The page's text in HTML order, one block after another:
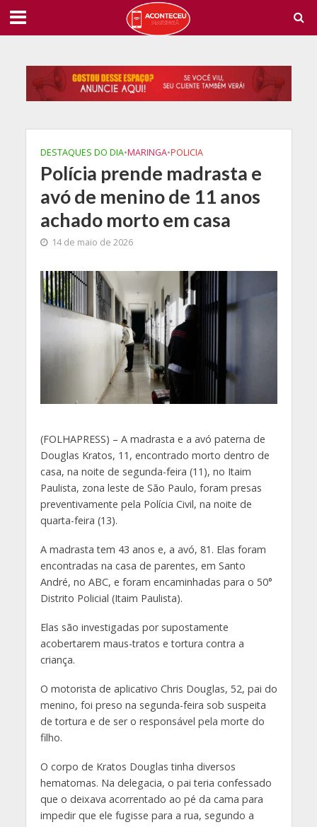
DESTAQUES DO DIA•MARINGA•POLICIA
Polícia prende madrasta e
avó de menino de 11 anos
achado morto em casa
14 de maio de 2026
(FOLHAPRESS) – A madrasta e a avó paterna de
Douglas Kratos, 11, encontrado morto dentro de
casa, na noite de segunda-feira (11), no Itaim
Paulista, zona leste de São Paulo, foram presas
preventivamente pela Polícia Civil, na noite de
quarta-feira (13).
A madrasta tem 43 anos e, a avó, 81. Elas foram
encontradas na casa de parentes, em Santo
André, no ABC, e foram encaminhadas para o 50°
Distrito Policial (Itaim Paulista).
Elas são investigadas por supostamente
acobertarem maus-tratos e tortura contra a
criança.
O motorista de aplicativo Chris Douglas, 52, pai do
menino, foi preso na segunda-feira sob suspeita
de tortura e de ser o responsável pela morte do
filho.
O corpo de Kratos Douglas tinha diversos
hematomas. Na delegacia, o pai teria confessado
que o deixava acorrentado ao pé da cama para
impedir que ele fugisse para a rua, segundo a